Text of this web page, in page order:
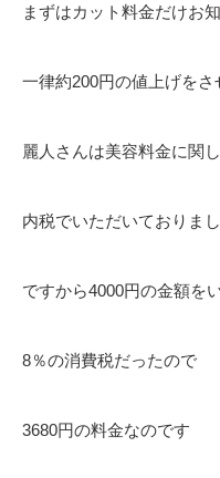
まずはカット料金だけお
一律約200円の値上げをさ
麗人さんは美容料金に関
内税でいただいておりまし
ですから4000円の金額を
8％の消費税だったので
3680円の料金なのです